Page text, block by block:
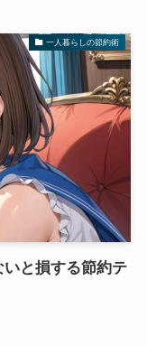
一人暮らしの節約術
と損する節約テ